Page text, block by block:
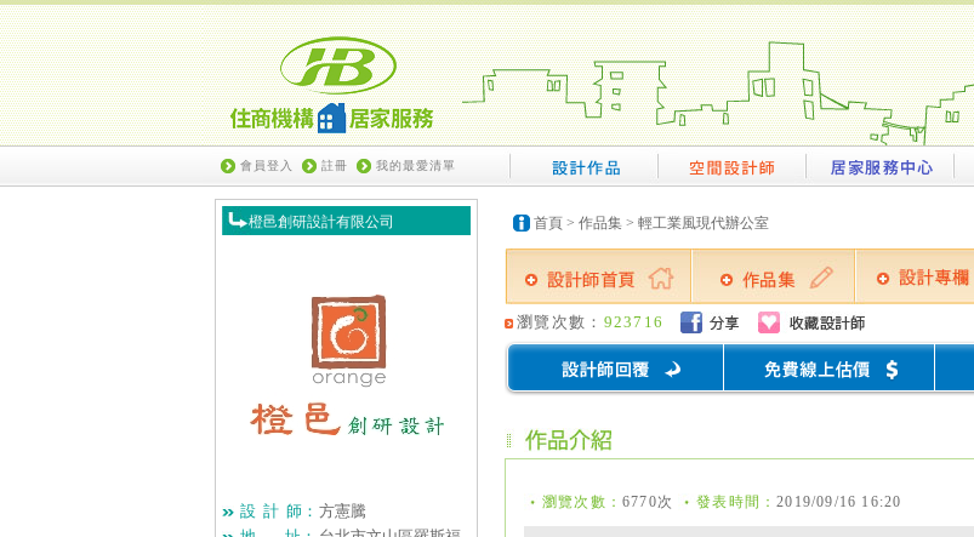
會員登入 註冊 我的最愛清單
橙邑創研設計有限公司
設 計 師： 方憲騰
首頁 > 作品集 > 輕工業風現代辦公室
瀏覽次數： 923716
瀏覽次數： 6770次 發表時間：2019/09/16 16:20